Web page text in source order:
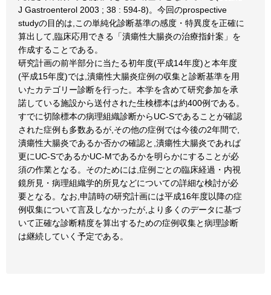
J Gastroenterol 2003 ; 38 : 594-8)。今回のprospective
studyの目的は,この単純化診断基準の感度・特異度を正確に
算出して,臨床応用できる「潰瘍性大腸炎の治療指針案」を
作成することである。
研究計画の前半部分に当たる初年度(平成14年度)と本年度
(平成15年度)では,潰瘍性大腸炎症例の収集と診断基準を用
いたカテゴリー診断を行った。本学を含めて研究参加を承
諾している施設から送付された生検標本は約400例である。
すでに切除標本の病理組織診断からUC-Sであることが確認
された症例も多数あるが,その他の症例では今後の2年間で,
潰瘍性大腸炎であるか否かの確認と,潰瘍性大腸炎であれば
更にUC-SであるかUC-Mであるかを明らかにすることが必
須の作業となる。そのためには,症例ごとの臨床経過・内視
鏡所見・病理組織学的所見などについての詳細な検討が必
要となる。なお,申請時の研究計画には平成16年度以降の症
例収集について言及しなかったが,より多くのデータに基づ
いて正確な診断精度を算出するための症例収集と病理診断
は継続していく予定である。